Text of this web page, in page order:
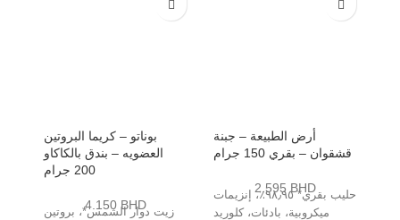
أرض الطبيعة – جبنة
قشقوان – بقري 150 جرام
2.595 BHD
حليب بقري* ٩٨٫٩٥٪، إنزيمات
ميكروبية، بادئات، كلوريد
بوناتو – كريما البروتين
العضويه – بندق بالكاكاو
200 جرام
4.150 BHD
زيت دوار الشمس*، بروتين